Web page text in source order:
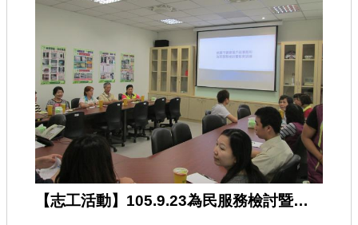
【志工活動】105.9.23為民服務檢討暨教育訓練